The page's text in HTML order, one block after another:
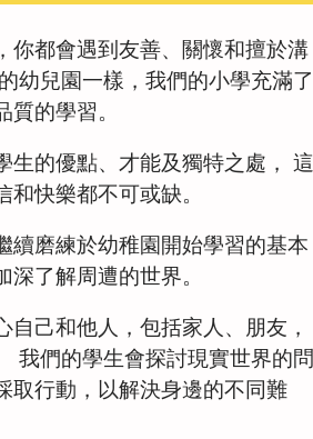
你都會遇到友善、關懷和擅於溝
幼兒園一樣，我們的小學充滿了
的學習。
生的優點、才能及獨特之處， 這
快樂都不可或缺。
續磨練於幼稚園開始學習的基本
了解周遭的世界。
自己和他人，包括家人、朋友，
我們的學生會探討現實世界的問
取行動，以解決身邊的不同難